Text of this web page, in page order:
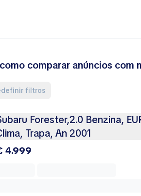
comparar anúncios com
filtros
Forester,2.0 Benzina,
Trapa, An 2001
4.999